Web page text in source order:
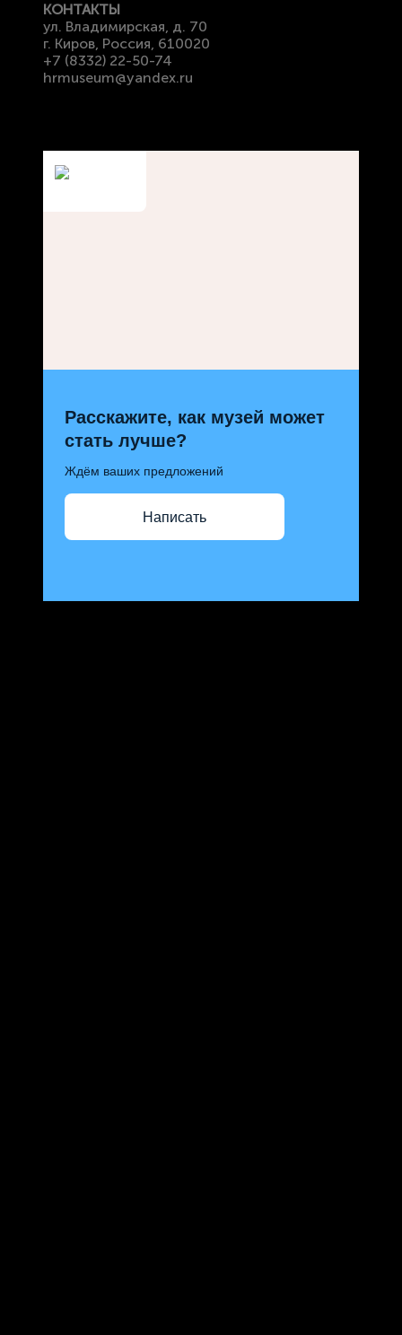
КОНТАКТЫ
ул. Владимирская, д. 70
г. Киров, Россия, 610020
+7 (8332) 22-50-74
hrmuseum@yandex.ru
Расскажите, как музей может
стать лучше?
Ждём ваших предложений
Написать